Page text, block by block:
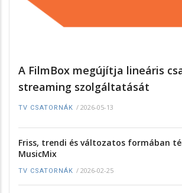
A FilmBox megújítja lineáris
streaming szolgáltatását
TV CSATORNÁK / 2026-05-13
Friss, trendi és változatos formában
MusicMix
TV CSATORNÁK / 2026-02-25